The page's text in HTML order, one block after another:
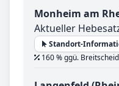
Monheim am
Aktueller
Standort-
160 % ggü.